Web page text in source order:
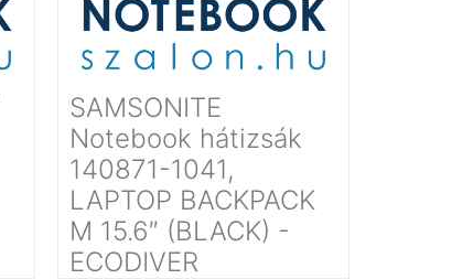
SAMSONITE
Notebook hátizsák
140871-1041,
LAPTOP BACKPACK
M 15.6″ (BLACK) -
ECODIVER